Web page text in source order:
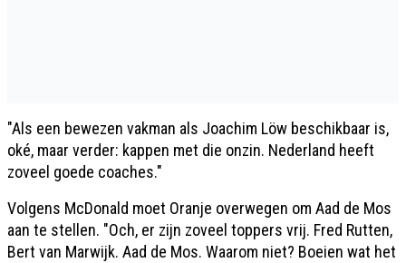
"Als een bewezen vakman als Joachim Löw beschikbaar is,
oké, maar verder: kappen met die onzin. Nederland heeft
zoveel goede coaches."
Volgens McDonald moet Oranje overwegen om Aad de Mos
aan te stellen. "Och, er zijn zoveel toppers vrij. Fred Rutten,
Bert van Marwijk. Aad de Mos. Waarom niet? Boeien wat het